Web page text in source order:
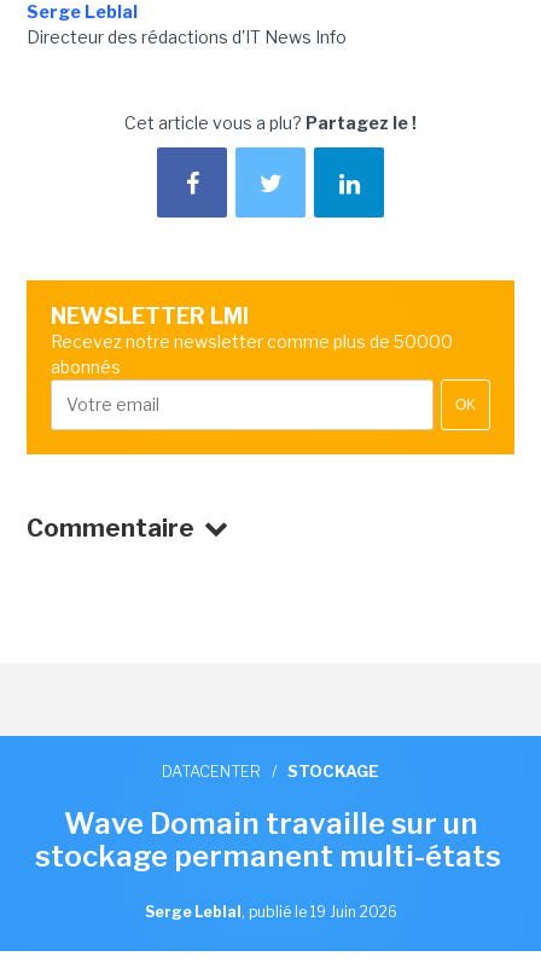
Serge Leblal
Directeur des rédactions d'IT News Info
Cet article vous a plu? Partagez le !
NEWSLETTER LMI
Recevez notre newsletter comme plus de 50000
abonnés
OK
Commentaire
DATACENTER / STOCKAGE
Wave Domain travaille sur un
stockage permanent multi-états
Serge Leblal , publié le 19 Juin 2026